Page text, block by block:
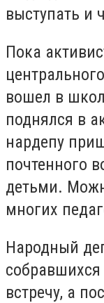
выступать и
Пока
вошел в
поднялся в
нардепу
почтенного
детьми.
многих
Народный
встречу, а